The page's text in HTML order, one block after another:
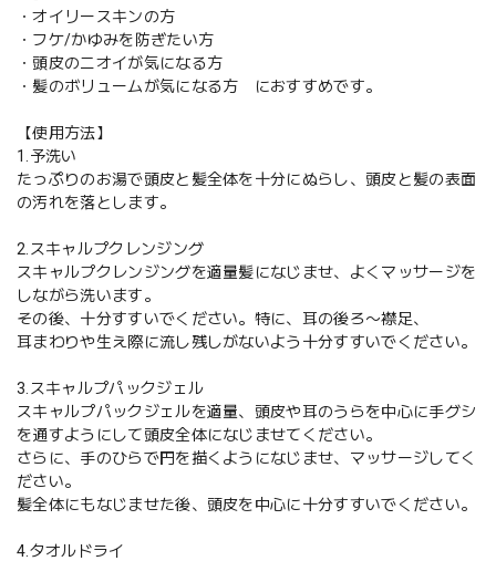
・オイリースキンの方
・フケ/かゆみを防ぎたい方
・頭皮のニオイが気になる方
・髪のボリュームが気になる方 におすすめです。
【使用方法】
1.予洗い
たっぷりのお湯で頭皮と髪全体を十分にぬらし、頭皮と髪の表面
の汚れを落とします。
2.スキャルプクレンジング
スキャルプクレンジングを適量髪になじませ、よくマッサージを
しながら洗います。
その後、十分すすいでください。特に、耳の後ろ〜襟足、
耳まわりや生え際に流し残しがないよう十分すすいでください。
3.スキャルプパックジェル
スキャルプパックジェルを適量、頭皮や耳のうらを中心に手グシ
を通すようにして頭皮全体になじませてください。
さらに、手のひらで円を描くようになじませ、マッサージしてく
ださい。
髪全体にもなじませた後、頭皮を中心に十分すすいでください。
4.タオルドライ